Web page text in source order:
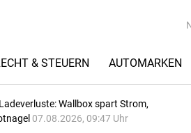
& STEUERN AUTOMARKEN
Wallbox spart Strom,
07.08.2026, 09:47 Uhr